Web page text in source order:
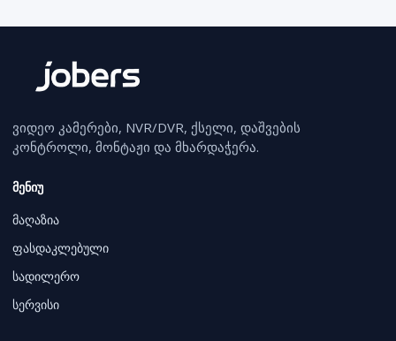
ვიდეო კამერები, NVR/DVR, ქსელი, დაშვების
კონტროლი, მონტაჟი და მხარდაჭერა.
მენიუ
მაღაზია
ფასდაკლებული
სადილერო
სერვისი